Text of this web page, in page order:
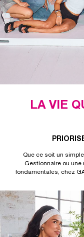
LA VIE
Que ce soit un
Gestionnaire ou une
fondamentales, chez